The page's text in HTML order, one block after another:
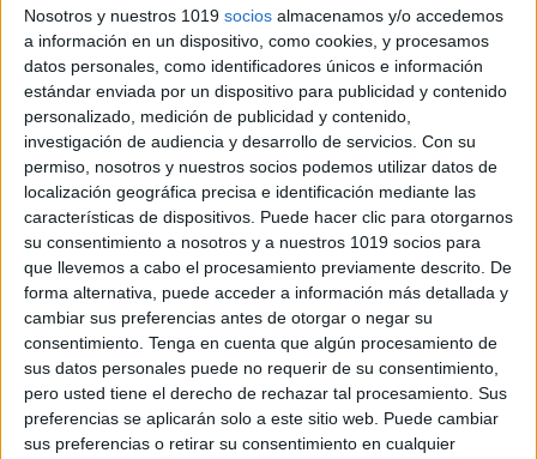
Nosotros y nuestros 1019 socios almacenamos y/o accedemos
a información en un dispositivo, como cookies, y procesamos
datos personales, como identificadores únicos e información
estándar enviada por un dispositivo para publicidad y contenido
personalizado, medición de publicidad y contenido,
investigación de audiencia y desarrollo de servicios. Con su
permiso, nosotros y nuestros socios podemos utilizar datos de
localización geográfica precisa e identificación mediante las
características de dispositivos. Puede hacer clic para otorgarnos
su consentimiento a nosotros y a nuestros 1019 socios para
que llevemos a cabo el procesamiento previamente descrito. De
forma alternativa, puede acceder a información más detallada y
cambiar sus preferencias antes de otorgar o negar su
consentimiento. Tenga en cuenta que algún procesamiento de
sus datos personales puede no requerir de su consentimiento,
pero usted tiene el derecho de rechazar tal procesamiento. Sus
preferencias se aplicarán solo a este sitio web. Puede cambiar
sus preferencias o retirar su consentimiento en cualquier
¿Necesitas un cambio en tu
clase?
La teoría de las Inteligencias Múltiples junto con
otras nuevas metodologías que podrás conocer
dentro de nuestro curso, pueden ser tu solución,
conoce como llevarla a cabo de una manera
totalmente práctica, de forma activa y con una
interesante colección de recursos novedosos en
nuestro taller presencial.
No te quedes sin tu plaza, éxito rotundo, cada vez
que lo hemos impartido.